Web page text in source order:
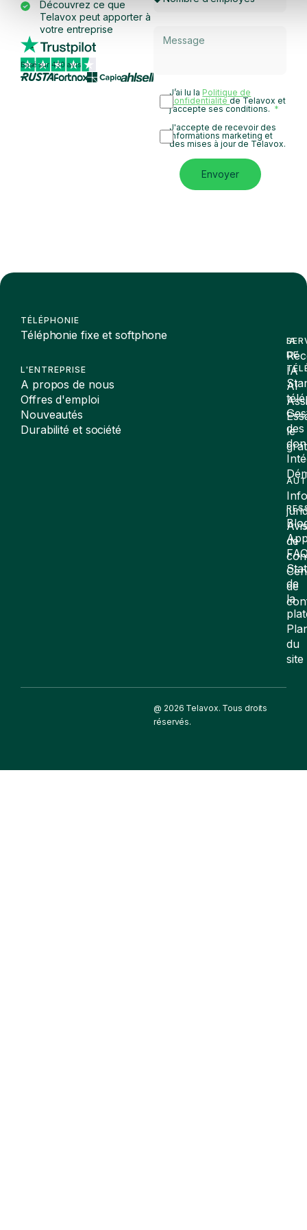
Découvrez ce que
Telavox peut apporter à
votre entreprise
Basé sur 430 avis
J’ai lu la Politique de
confidentialitéde Telavox et
j’accepte ses conditions.
J'accepte de recevoir des
informations marketing et
des mises à jour de Telavox.
Envoyer
TÉLÉPHONIE
Téléphonie fixe et softphone
L'ENTREPRISE
A propos de nous
Offres d'emploi
Nouveautés
Durabilité et société
DE
des
de
la
du
site
IA
IA
AI
le
Avis
de
de
@ 2026 Telavox. Tous droits
réservés.